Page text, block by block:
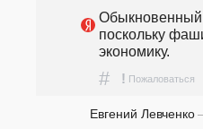
поскольку
экономику.
# ! Пожаловаться
Евгений Левченко